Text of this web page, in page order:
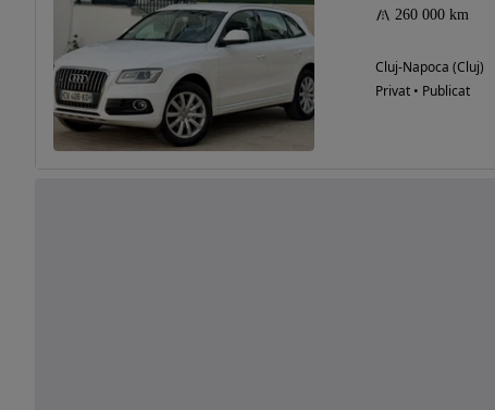
260 000 km
Cluj-Napoca (Cluj)
Privat • Publicat